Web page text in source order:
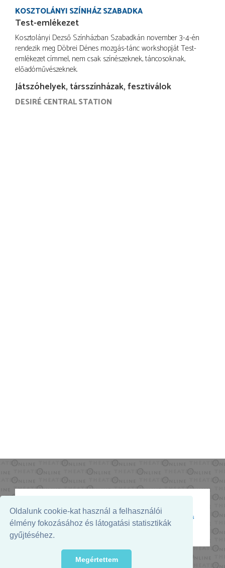
Oldalunk cookie-kat használ a felhasználói
élmény fokozásához és látogatási statisztikák
gyűjtéséhez.
Megértettem
KOSZTOLÁNYI SZÍNHÁZ SZABADKA
Test-emlékezet
Kosztolányi Dezső Színházban Szabadkán november 3-4-én
rendezik meg Döbrei Dénes mozgás-tánc workshopját Test-
emlékezet címmel, nem csak színészeknek, táncosoknak,
előadóművészeknek.
Játszóhelyek, társszínházak, fesztiválok
DESIRÉ CENTRAL STATION
Az oldal megjelenését támogatja: